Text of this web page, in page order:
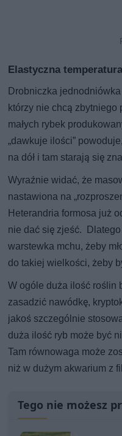
Elastyczna
Drobniczka
którzy nie chcą zbytniego
małych rybek
„dawkuje ilości”
na dół i tam starają się
Wyraźnie widać, że
nastawiona na
Heterandria formosa już
nie dać się zjeść.
warstewka mchu, żeby
do takiej wielkości, żeby
W ogóle duża ilość roślin
zasadzić nawódkę,
jakoś szczególnie
duża ilość ryb może być
Tam równowaga może
niż w dużym akwarium z
Tego nie możesz